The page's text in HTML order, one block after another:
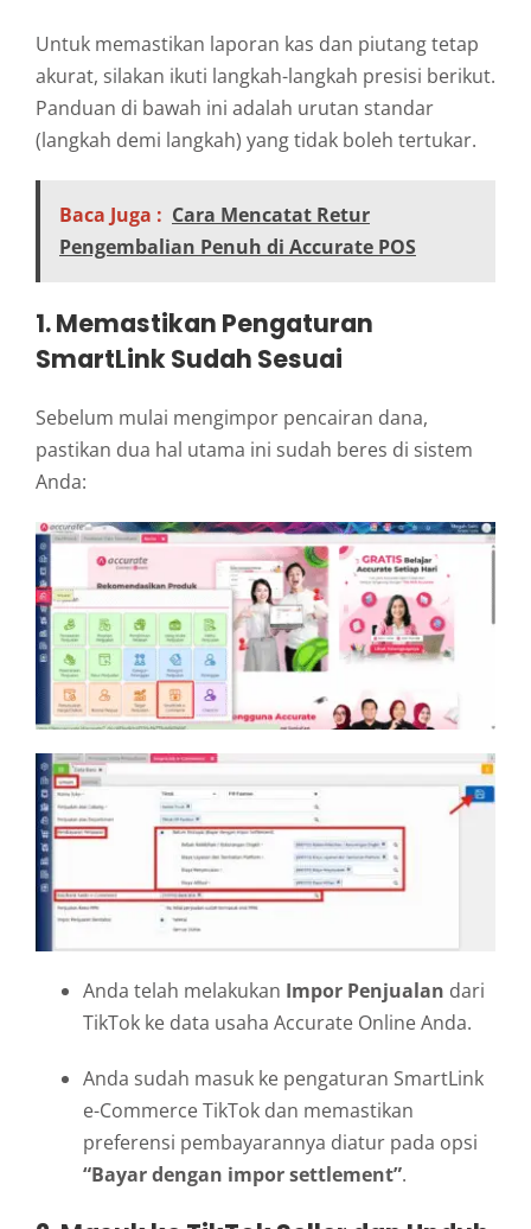
Untuk memastikan laporan kas dan piutang tetap
akurat, silakan ikuti langkah-langkah presisi berikut.
Panduan di bawah ini adalah urutan standar
(langkah demi langkah) yang tidak boleh tertukar.
Baca Juga : Cara Mencatat Retur
Pengembalian Penuh di Accurate POS
1. Memastikan Pengaturan
SmartLink Sudah Sesuai
Sebelum mulai mengimpor pencairan dana,
pastikan dua hal utama ini sudah beres di sistem
Anda:
Anda telah melakukan Impor Penjualan dari
TikTok ke data usaha Accurate Online Anda.
Anda sudah masuk ke pengaturan SmartLink
e-Commerce TikTok dan memastikan
preferensi pembayarannya diatur pada opsi
“Bayar dengan impor settlement”.